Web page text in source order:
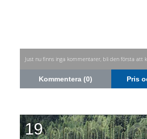
Just nu finns inga kommentarer, bli den första att
Kommentera (0) Pris
19